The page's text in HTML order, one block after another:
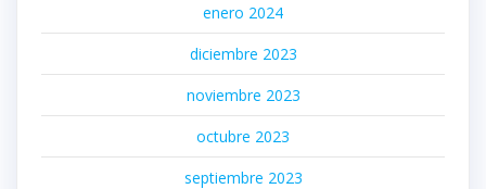
enero 2024
diciembre 2023
noviembre 2023
octubre 2023
septiembre 2023